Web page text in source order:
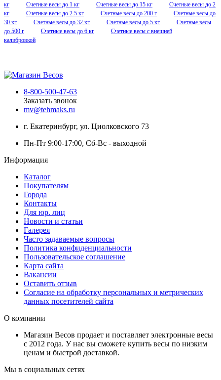
кг
Счетные весы до 1 кг Счетные весы до 15 кг
Счетные весы до 2
кг
Счетные весы до 2.5 кг Счетные весы до 200 г
Счетные весы до
30 кг
Счетные весы до 32 кг Счетные весы до 5 кг
Счетные весы
до 500 г
Счетные весы до 6 кг
Счетные весы с внешней
калибровкой
8-800-500-47-63
Заказать звонок
mv@tehmaks.ru
г. Екатеринбург, ул. Циолковского 73
Пн-Пт 9:00-17:00, Сб-Вс - выходной
Информация
Каталог
Покупателям
Города
Контакты
Для юр. лиц
Новости и статьи
Галерея
Часто задаваемые вопросы
Политика конфиденциальности
Пользовательское соглашение
Карта сайта
Вакансии
Оставить отзыв
Согласие на обработку персональных и метрических
данных посетителей сайта
О компании
Магазин Весов продает и поставляет электронные весы
с 2012 года. У нас вы сможете купить весы по низким
ценам и быстрой доставкой.
Мы в социальных сетях